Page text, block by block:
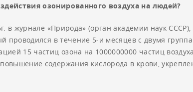
озонированного воздуха на людей?
в журнале «Природа» (орган академии наук
проводился в течение 5-и месяцев с двумя
15 частиц озона на 1000000000 частиц
содержания кислорода в крови,